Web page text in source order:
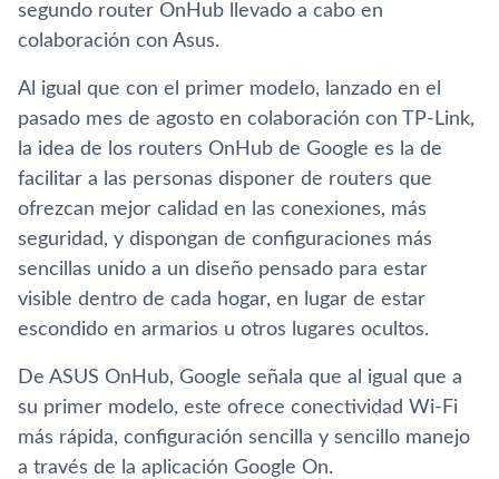
segundo router OnHub llevado a cabo en
colaboración con Asus.
Al igual que con el primer modelo, lanzado en el
pasado mes de agosto en colaboración con TP-Link,
la idea de los routers OnHub de Google es la de
facilitar a las personas disponer de routers que
ofrezcan mejor calidad en las conexiones, más
seguridad, y dispongan de configuraciones más
sencillas unido a un diseño pensado para estar
visible dentro de cada hogar, en lugar de estar
escondido en armarios u otros lugares ocultos.
De ASUS OnHub, Google señala que al igual que a
su primer modelo, este ofrece conectividad Wi-Fi
más rápida, configuración sencilla y sencillo manejo
a través de la aplicación Google On.